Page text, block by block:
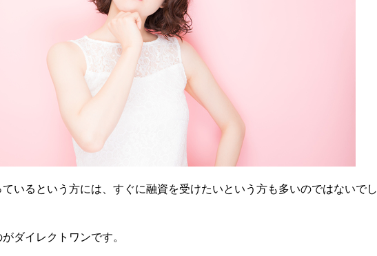
いるという方には、すぐに融資を受けたいという方も多いのではないでし
ダイレクトワンです。